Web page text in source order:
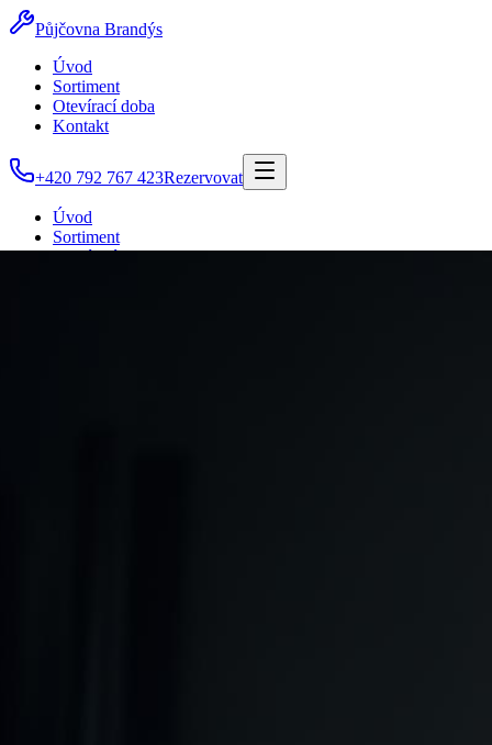
Půjčovna Brandýs
Úvod
Sortiment
Otevírací doba
Kontakt
+420 792 767 423Rezervovat
Úvod
Sortiment
Otevírací doba